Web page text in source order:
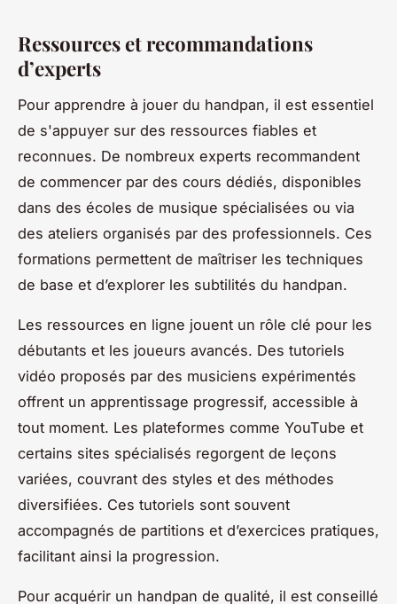
Ressources et recommandations
d’experts
Pour apprendre à jouer du handpan, il est essentiel
de s'appuyer sur des ressources fiables et
reconnues. De nombreux experts recommandent
de commencer par des cours dédiés, disponibles
dans des écoles de musique spécialisées ou via
des ateliers organisés par des professionnels. Ces
formations permettent de maîtriser les techniques
de base et d’explorer les subtilités du handpan.
Les ressources en ligne jouent un rôle clé pour les
débutants et les joueurs avancés. Des tutoriels
vidéo proposés par des musiciens expérimentés
offrent un apprentissage progressif, accessible à
tout moment. Les plateformes comme YouTube et
certains sites spécialisés regorgent de leçons
variées, couvrant des styles et des méthodes
diversifiées. Ces tutoriels sont souvent
accompagnés de partitions et d’exercices pratiques,
facilitant ainsi la progression.
Pour acquérir un handpan de qualité, il est conseillé